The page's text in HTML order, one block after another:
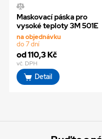
Maskovací páska pro
vysoké teploty 3M 501E
na objednávku
do 7 dní
od 110,3 Kč
vč. DPH
Detail